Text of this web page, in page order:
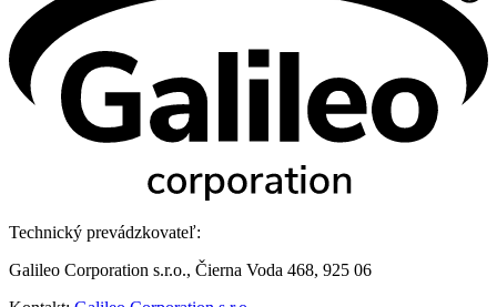
Technický prevádzkovateľ:
Galileo Corporation s.r.o., Čierna Voda 468, 925 06